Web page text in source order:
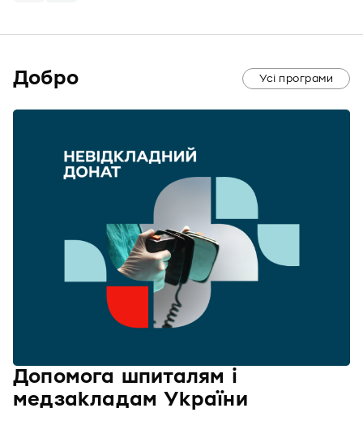
Добро Усі програми
Допомога шпиталям і
медзакладам України